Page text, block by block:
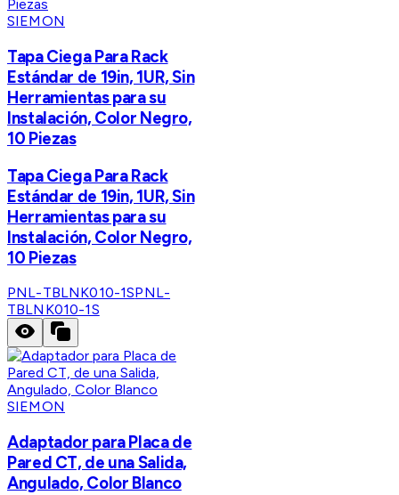
SIEMON
Tapa Ciega Para Rack
Estándar de 19in, 1UR, Sin
Herramientas para su
Instalación, Color Negro,
10 Piezas
Tapa Ciega Para Rack
Estándar de 19in, 1UR, Sin
Herramientas para su
Instalación, Color Negro,
10 Piezas
PNL-TBLNK010-1SPNL-
TBLNK010-1S
SIEMON
Adaptador para Placa de
Pared CT, de una Salida,
Angulado, Color Blanco